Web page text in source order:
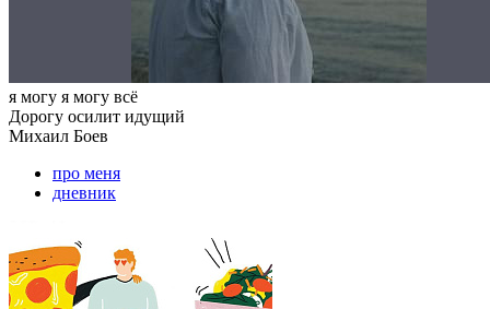
я могу я могу всё
Дорогу осилит идущий
Михаил Боев
про меня
дневник